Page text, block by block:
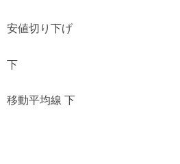
安値切り下げ
下
移動平均線 下